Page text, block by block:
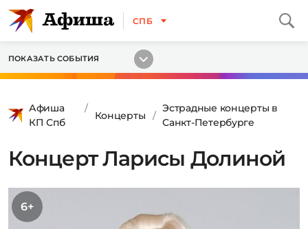
СПБ
ПОКАЗАТЬ СОБЫТИЯ
Афиша
КП Спб
Концерты
Эстрадные концерты в
Санкт-Петербурге
Концерт Ларисы Долиной
6+